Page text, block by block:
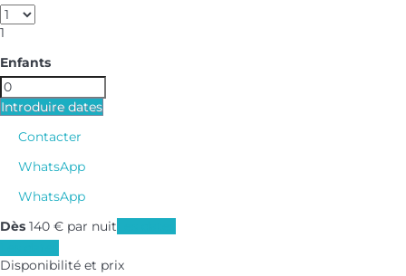
1
Enfants
Introduire dates
Contacter
WhatsApp
WhatsApp
Dès 140 € par nuit
Disponibilité et prix